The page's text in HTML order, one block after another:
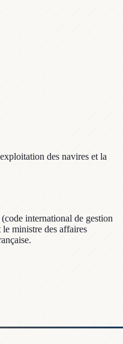
des navires et la
international de gestion
ministre des affaires